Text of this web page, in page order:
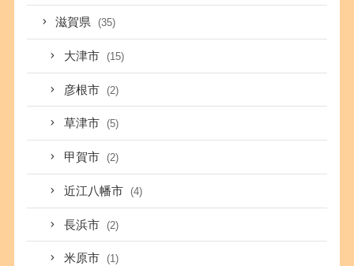
滋賀県 (35)
大津市 (15)
彦根市 (2)
草津市 (5)
甲賀市 (2)
近江八幡市 (4)
長浜市 (2)
米原市 (1)